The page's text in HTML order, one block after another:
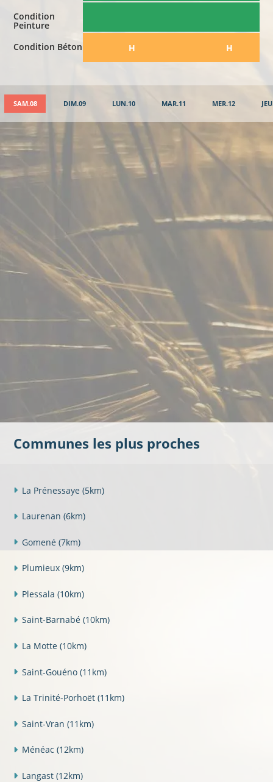
Condition
Peinture
Condition Béton
​H ​H
SAM.08 DIM.09 LUN.10 MAR.11 MER.12
Communes les plus proches
La Prénessaye (5km)
Laurenan (6km)
Gomené (7km)
Plumieux (9km)
Plessala (10km)
Saint-Barnabé (10km)
La Motte (10km)
Saint-Gouéno (11km)
La Trinité-Porhoët (11km)
Saint-Vran (11km)
Ménéac (12km)
Langast (12km)